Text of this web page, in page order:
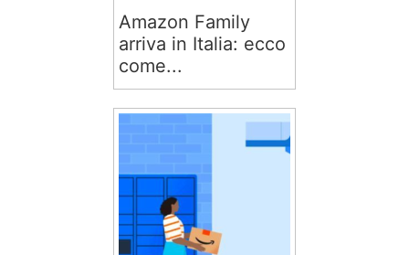
Amazon Family
arriva in Italia: ecco
come...